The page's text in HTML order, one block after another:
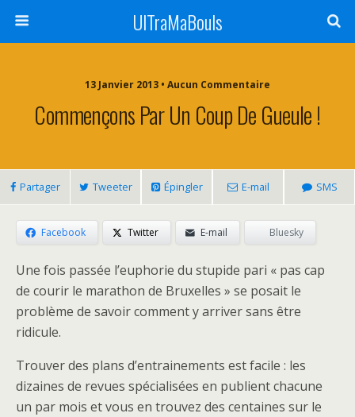
UlTraMaBouls
13 Janvier 2013 • Aucun Commentaire
Commençons Par Un Coup De Gueule !
Partager Tweeter Épingler E-mail SMS
Facebook Twitter E-mail Bluesky
Une fois passée l’euphorie du stupide pari « pas cap
de courir le marathon de Bruxelles » se posait le
problème de savoir comment y arriver sans être
ridicule.
Trouver des plans d’entrainements est facile : les
dizaines de revues spécialisées en publient chacune
un par mois et vous en trouvez des centaines sur le